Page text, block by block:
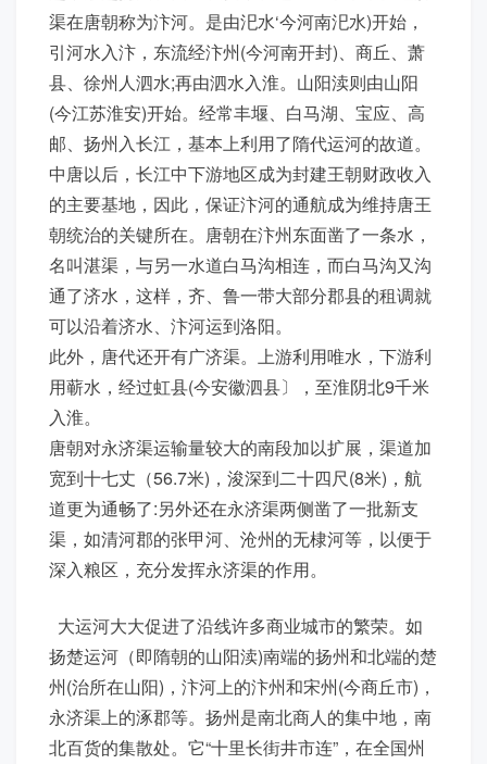
渠在唐朝称为汴河。是由汜水‘今河南汜水)开始，
引河水入汴，东流经汴州(今河南开封)、商丘、萧
县、徐州人泗水;再由泗水入淮。山阳渎则由山阳
(今江苏淮安)开始。经常丰堰、白马湖、宝应、高
邮、扬州入长江，基本上利用了隋代运河的故道。
中唐以后，长江中下游地区成为封建王朝财政收入
的主要基地，因此，保证汴河的通航成为维持唐王
朝统治的关键所在。唐朝在汴州东面凿了一条水，
名叫湛渠，与另一水道白马沟相连，而白马沟又沟
通了济水，这样，齐、鲁一带大部分郡县的租调就
可以沿着济水、汴河运到洛阳。
此外，唐代还开有广济渠。上游利用唯水，下游利
用蕲水，经过虹县(今安徽泗县〕，至淮阴北9千米
入淮。
唐朝对永济渠运输量较大的南段加以扩展，渠道加
宽到十七丈（56.7米)，浚深到二十四尺(8米)，航
道更为通畅了:另外还在永济渠两侧凿了一批新支
渠，如清河郡的张甲河、沧州的无棣河等，以便于
深入粮区，充分发挥永济渠的作用。
大运河大大促进了沿线许多商业城市的繁荣。如
扬楚运河（即隋朝的山阳渎)南端的扬州和北端的楚
州(治所在山阳)，汴河上的汴州和宋州(今商丘市)，
永济渠上的涿郡等。扬州是南北商人的集中地，南
北百货的集散处。它“十里长街井市连”，在全国州